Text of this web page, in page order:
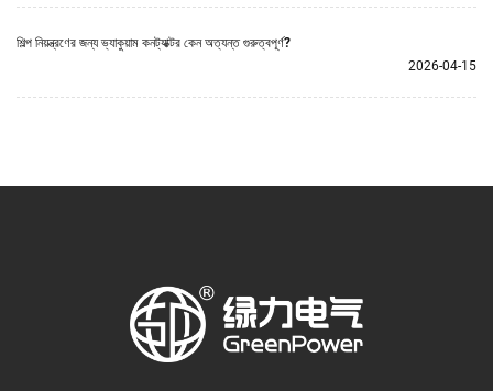
শিল্প নিয়ন্ত্রণের জন্য ভ্যাকুয়াম কনট্যাক্টর কেন অত্যন্ত গুরুত্বপূর্ণ?
2026-04-15